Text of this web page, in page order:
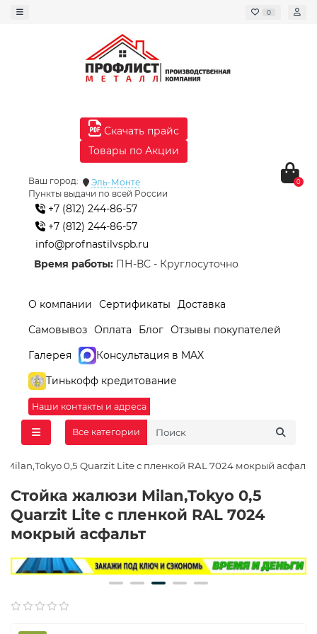
0
Скачать прайс
Товары по Акции
Ваш город:
Эль-Монте
Пункты выдачи по всей России
+7 (812) 244-86-57
+7 (812) 244-86-57
info@profnastilvspb.ru
Время работы: ПН-ВС - Круглосуточно
0
О компании Сертификаты
Доставка
Самовывоз Оплата Блог Отзывы покупателей
Галерея
Консультация в MAX
Тинькофф кредитование
Наши контакты и адреса
Все категории
0,5 Quarzit Lite с пленкой RAL 7024 мокрый асфальт
Стойка жалюзи Milan,Tokyo 0,5
Quarzit Lite с пленкой RAL 7024
мокрый асфальт